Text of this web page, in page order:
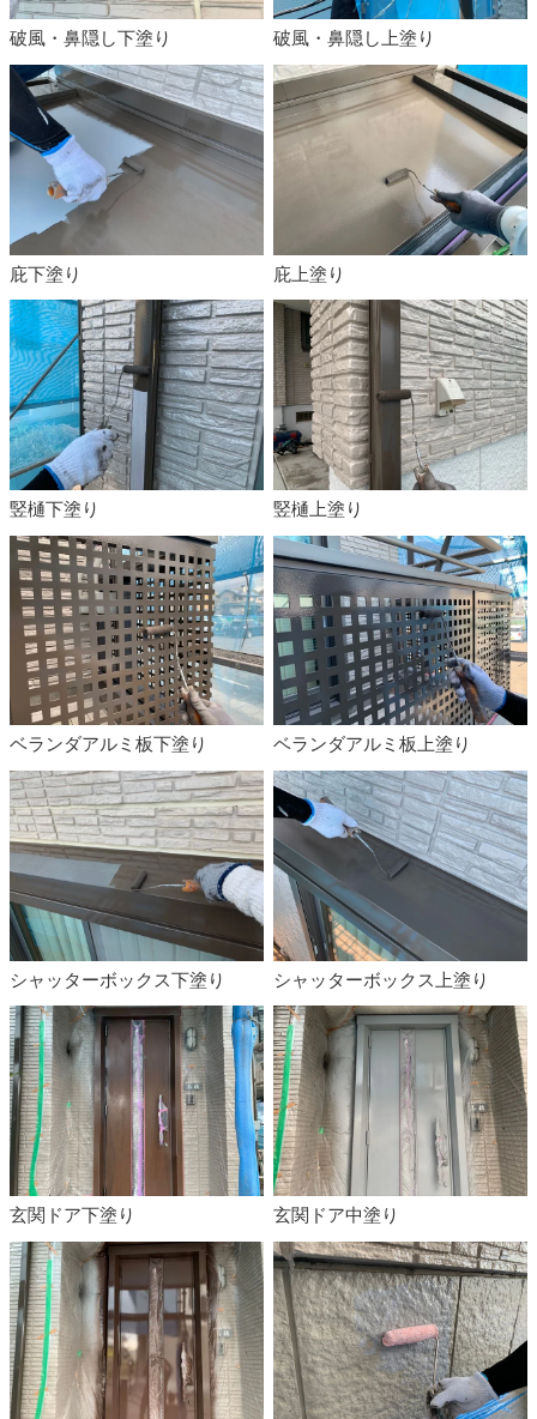
破風・鼻隠し下塗り 破風・鼻隠し上塗り
庇下塗り 庇上塗り
竪樋下塗り 竪樋上塗り
ベランダアルミ板下塗り ベランダアルミ板上塗り
シャッターボックス下塗り シャッターボックス上塗り
玄関ドア下塗り 玄関ドア中塗り